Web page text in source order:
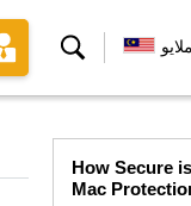
Cari
How Secure
Mac